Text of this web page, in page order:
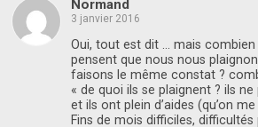
Normand
3 janvier 2016
Oui, tout est dit … mais combien
pensent que nous nous
faisons le même constat ?
« de quoi ils se plaignent ? ils
et ils ont plein d’aides (qu’on
Fins de mois difficiles,